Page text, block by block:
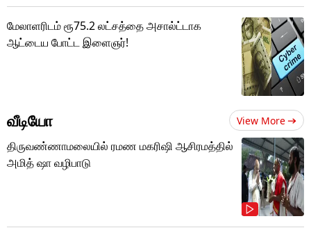
மேலாளரிடம் ரூ75.2 லட்சத்தை அசால்ட்டாக
ஆட்டைய போட்ட இளைஞர்!
வீடியோ View More
திருவண்ணாமலையில் ரமண மகரிஷி ஆசிரமத்தில்
அமித் ஷா வழிபாடு